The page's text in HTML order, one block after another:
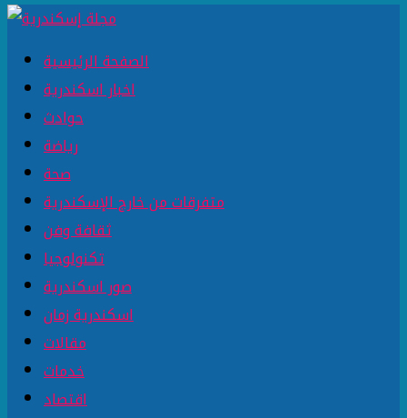
الصفحة الرئيسية
اخبار اسكندرية
حوادث
رياضة
صحة
متفرقات من خارج الإسكندرية
ثقافة وفن
تكنولوجيا
صور اسكندرية
اسكندرية زمان
مقالات
خدمات
اقتصاد